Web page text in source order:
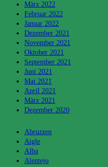
März 2022
Februar 2022
Januar 2022
Dezember 2021
November 2021
Oktober 2021
September 2021
Juni 2021
Mai 2021
April 2021
März 2021
Dezember 2020
Kategorien
Abruzzen
Aigle
Alba
Alentejo